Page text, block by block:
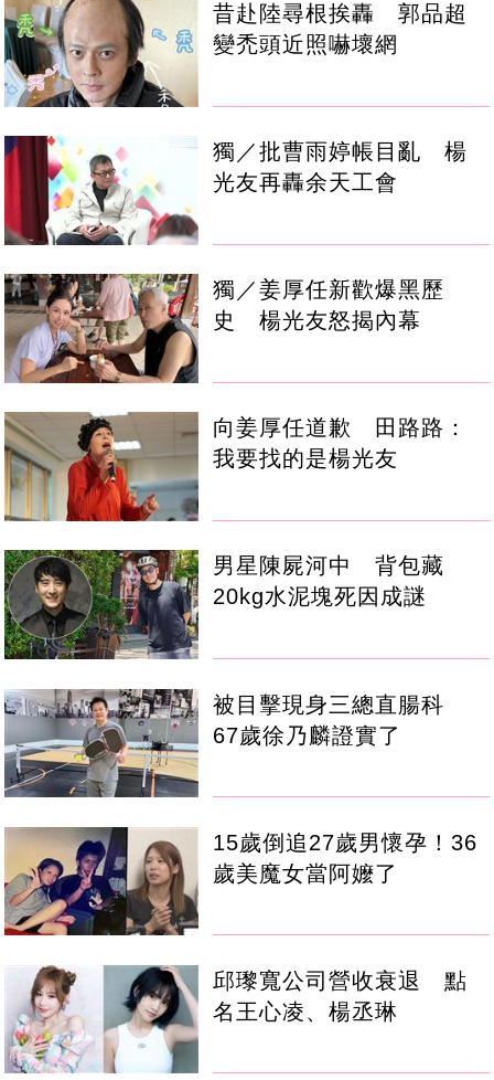
昔赴陸尋根挨轟 郭品超
變禿頭近照嚇壞網
獨／批曹雨婷帳目亂 楊
光友再轟余天工會
獨／姜厚任新歡爆黑歷
史 楊光友怒揭內幕
向姜厚任道歉 田路路：
我要找的是楊光友
男星陳屍河中 背包藏
20kg水泥塊死因成謎
被目擊現身三總直腸科
67歲徐乃麟證實了
15歲倒追27歲男懷孕！36
歲美魔女當阿嬤了
邱瓈寬公司營收衰退 點
名王心凌、楊丞琳